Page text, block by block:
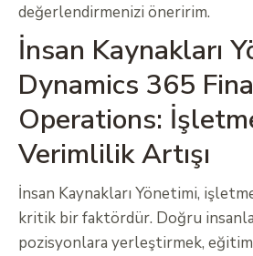
değerlendirmenizi öneririm.
İnsan Kaynakları
Dynamics 365
Operations:
Verimlilik Artışı
İnsan Kaynakları Yönetimi,
kritik bir faktördür. Doğru
pozisyonlara yerleştirmek,